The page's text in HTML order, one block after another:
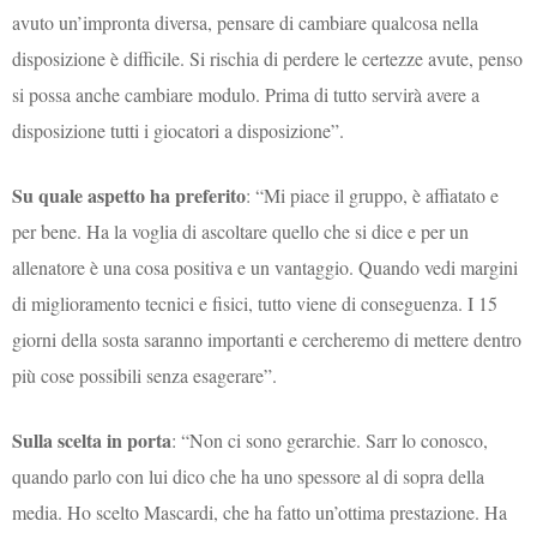
avuto un’impronta diversa, pensare di cambiare qualcosa nella
disposizione è difficile. Si rischia di perdere le certezze avute, penso
si possa anche cambiare modulo. Prima di tutto servirà avere a
disposizione tutti i giocatori a disposizione”.
Su quale aspetto ha preferito: “Mi piace il gruppo, è affiatato e
per bene. Ha la voglia di ascoltare quello che si dice e per un
allenatore è una cosa positiva e un vantaggio. Quando vedi margini
di miglioramento tecnici e fisici, tutto viene di conseguenza. I 15
giorni della sosta saranno importanti e cercheremo di mettere dentro
più cose possibili senza esagerare”.
Sulla scelta in porta: “Non ci sono gerarchie. Sarr lo conosco,
quando parlo con lui dico che ha uno spessore al di sopra della
media. Ho scelto Mascardi, che ha fatto un’ottima prestazione. Ha